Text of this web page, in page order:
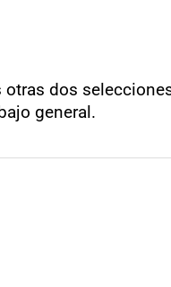
dos
general.